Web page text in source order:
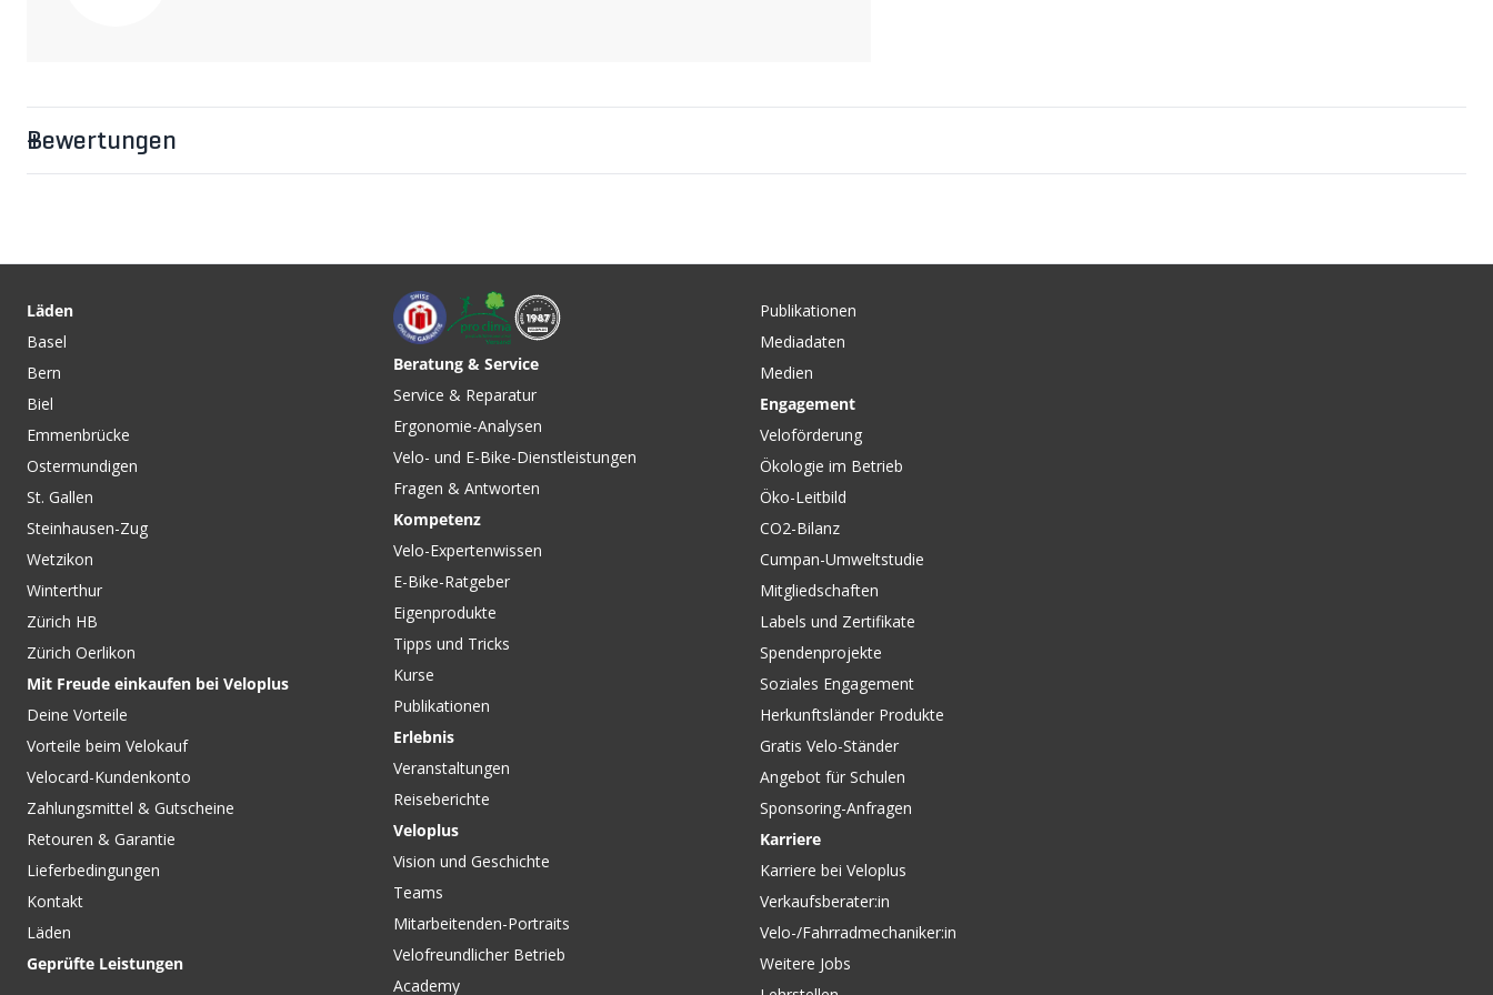
Bewertungen
Läden
Basel
Bern
Biel
Emmenbrücke
Ostermundigen
St. Gallen
Steinhausen-Zug
Wetzikon
Winterthur
Zürich HB
Zürich Oerlikon
Mit Freude einkaufen bei Veloplus
Deine Vorteile
Vorteile beim Velokauf
Velocard-Kundenkonto
Zahlungsmittel & Gutscheine
Retouren & Garantie
Lieferbedingungen
Kontakt
Läden
Geprüfte Leistungen
Beratung & Service
Service & Reparatur
Ergonomie-Analysen
Velo- und E-Bike-Dienstleistungen
Fragen & Antworten
Kompetenz
Velo-Expertenwissen
E-Bike-Ratgeber
Eigenprodukte
Tipps und Tricks
Kurse
Publikationen
Erlebnis
Veranstaltungen
Reiseberichte
Veloplus
Vision und Geschichte
Teams
Mitarbeitenden-Portraits
Velofreundlicher Betrieb
Academy
Publikationen
Mediadaten
Medien
Engagement
Veloförderung
Ökologie im Betrieb
Öko-Leitbild
CO2-Bilanz
Cumpan-Umweltstudie
Mitgliedschaften
Labels und Zertifikate
Spendenprojekte
Soziales Engagement
Herkunftsländer Produkte
Gratis Velo-Ständer
Angebot für Schulen
Sponsoring-Anfragen
Karriere
Karriere bei Veloplus
Verkaufsberater:in
Velo-/Fahrradmechaniker:in
Weitere Jobs